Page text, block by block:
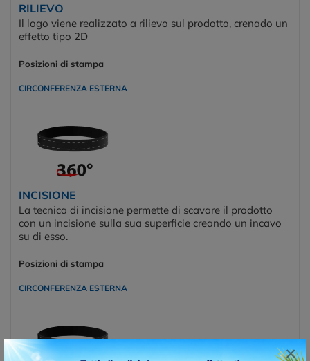
×
RILIEVO
Il logo viene realizzato a rilievo sul prodotto, crenado un
effetto tipo 2D
Posizioni di stampa
CIRCONFERENZA ESTERNA
INCISIONE
La tecnica di incisione permette di scavare il prodotto
con un incisione sulla sua superficie creando un incavo
su di esso.
Posizioni di stampa
CIRCONFERENZA ESTERNA